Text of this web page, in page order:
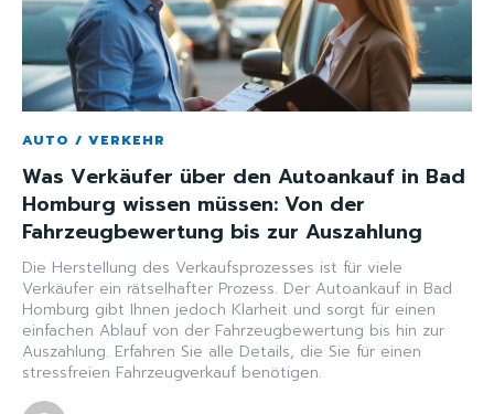
AUTO / VERKEHR
Was Verkäufer über den Autoankauf in Bad
Homburg wissen müssen: Von der
Fahrzeugbewertung bis zur Auszahlung
Die Herstellung des Verkaufsprozesses ist für viele
Verkäufer ein rätselhafter Prozess. Der Autoankauf in Bad
Homburg gibt Ihnen jedoch Klarheit und sorgt für einen
einfachen Ablauf von der Fahrzeugbewertung bis hin zur
Auszahlung. Erfahren Sie alle Details, die Sie für einen
stressfreien Fahrzeugverkauf benötigen.